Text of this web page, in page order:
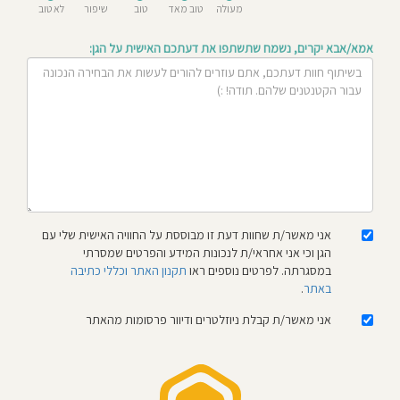
מעולה טוב מאד טוב
שיפור
לא טוב
אמא/אבא יקרים, נשמח שתשתפו את דעתכם האישית על הגן:
אני מאשר/ת שחוות דעת זו מבוססת על החוויה האישית שלי עם
הגן וכי אני אחראי/ת לנכונות המידע והפרטים שמסרתי
במסגרתה. לפרטים נוספים ראו תקנון האתר וכללי כתיבה
באתר.
אני מאשר/ת קבלת ניוזלטרים ודיוור פרסומות מהאתר